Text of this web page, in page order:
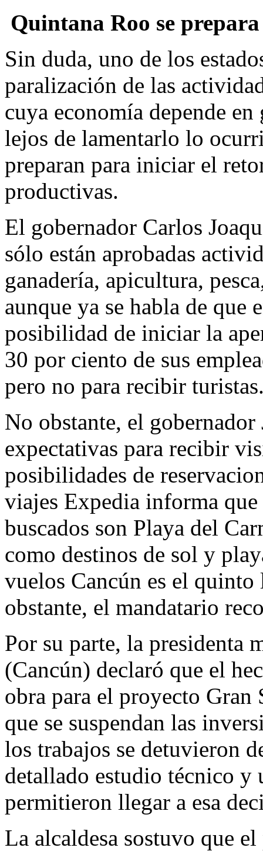
Quintana Roo se
Sin duda, uno de los
paralización de las
cuya economía depende
lejos de lamentarlo lo
preparan para iniciar el
productivas.
El gobernador Carlos
sólo están aprobadas
ganadería, apicultura,
aunque ya se habla de que
posibilidad de iniciar la
30 por ciento de sus
pero no para recibir
No obstante, el
expectativas para recibir
posibilidades de
viajes Expedia informa
buscados son Playa del
como destinos de sol y
vuelos Cancún es el
obstante, el mandatario
Por su parte, la presidenta
(Cancún) declaró que el
obra para el proyecto Gran
que se suspendan las
los trabajos se detuvieron
detallado estudio técnico
permitieron llegar a esa
La alcaldesa sostuvo que